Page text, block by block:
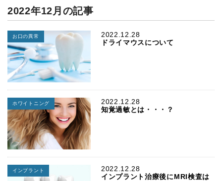
2022年12月の記事
2022.12.28
お口の異常
ドライマウスについて
2022.12.28
ホワイトニング
知覚過敏とは・・・？
2022.12.28
インプラント
インプラント治療後にMRI検査は